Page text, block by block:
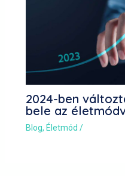
2024-ben
bele az
Blog, Életmód /